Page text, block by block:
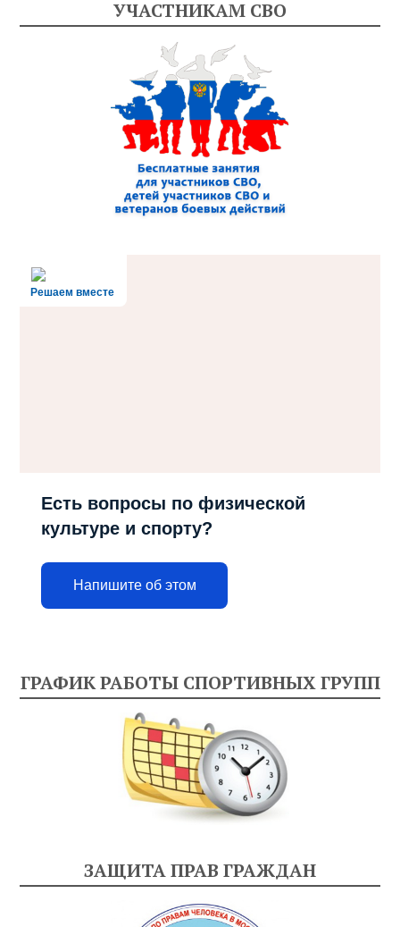
УЧАСТНИКАМ СВО
Решаем вместе
Есть вопросы по физической
культуре и спорту?
Напишите об этом
ГРАФИК РАБОТЫ СПОРТИВНЫХ ГРУПП
ЗАЩИТА ПРАВ ГРАЖДАН